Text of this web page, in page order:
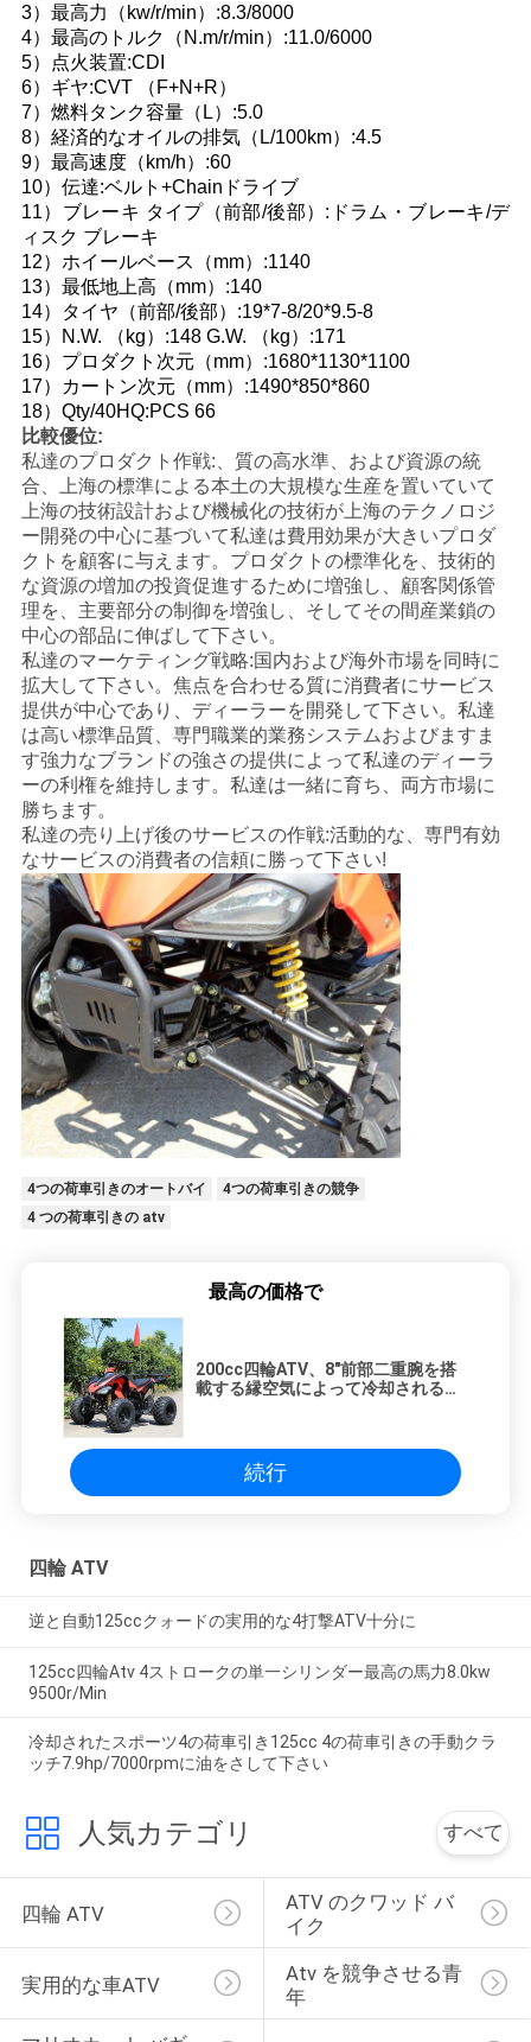
引
用
を
要
求
し
な
さ
い
地
図
プ
ラ
イ
バ
シ
ー
ポ
リ
シ
ー
3）最高力（kw/r/min）:8.3/8000
4）最高のトルク（N.m/r/min）:11.0/6000
5）点火装置:CDI
6）ギヤ:CVT （F+N+R）
7）燃料タンク容量（L）:5.0
8）経済的なオイルの排気（L/100km）:4.5
9）最高速度（km/h）:60
10）伝達:ベルト+Chainドライブ
11）ブレーキ タイプ（前部/後部）:ドラム・ブレーキ/デ
ィスク ブレーキ
12）ホイールベース（mm）:1140
13）最低地上高（mm）:140
14）タイヤ（前部/後部）:19*7-8/20*9.5-8
15）N.W. （kg）:148 G.W. （kg）:171
16）プロダクト次元（mm）:1680*1130*1100
17）カートン次元（mm）:1490*850*860
18）Qty/40HQ:PCS 66
比較優位:
私達のプロダクト作戦:、質の高水準、および資源の統
合、上海の標準による本土の大規模な生産を置いていて
上海の技術設計および機械化の技術が上海のテクノロジ
ー開発の中心に基づいて私達は費用効果が大きいプロダ
クトを顧客に与えます。プロダクトの標準化を、技術的
な資源の増加の投資促進するために増強し、顧客関係管
理を、主要部分の制御を増強し、そしてその間産業鎖の
中心の部品に伸ばして下さい。
私達のマーケティング戦略:国内および海外市場を同時に
拡大して下さい。焦点を合わせる質に消費者にサービス
提供が中心であり、ディーラーを開発して下さい。私達
は高い標準品質、専門職業的業務システムおよびますま
す強力なブランドの強さの提供によって私達のディーラ
ーの利権を維持します。私達は一緒に育ち、両方市場に
勝ちます。
私達の売り上げ後のサービスの作戦:活動的な、専門有効
なサービスの消費者の信頼に勝って下さい!
4つの荷車引きのオートバイ
4つの荷車引きの競争
4 つの荷車引きの atv
最高の価格で
200cc四輪ATV、8"前部二重腕を搭
載する縁空気によって冷却される
続行
四輪 ATV
逆と自動125ccクォードの実用的な4打撃ATV十分に
125cc四輪Atv 4ストロークの単一シリンダー最高の馬力8.0kw
9500r/Min
冷却されたスポーツ4の荷車引き125cc 4の荷車引きの手動クラ
ッチ7.9hp/7000rpmに油をさして下さい
人気カテゴリ すべて
四輪 ATV
ATV のクワッド バ
イク
実用的な車ATV
Atv を競争させる青
年